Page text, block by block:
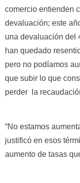
comercio entienden
devaluación; este
una devaluación del
han quedado
pero no podíamos
que subir lo que
perder la
“No estamos
justificó en esos
aumento de tasas